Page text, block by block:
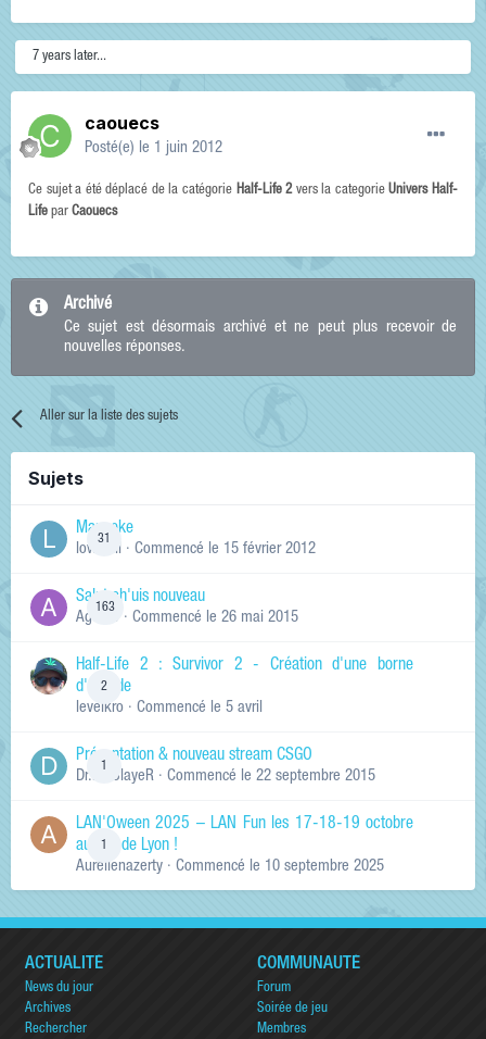
7 years later...
caouecs
Posté(e) le 1 juin 2012
Ce sujet a été déplacé de la catégorie Half-Life 2vers la categorieUnivers Half-
Life par Caouecs
Archivé
Ce sujet est désormais archivé et ne peut plus recevoir de
nouvelles réponses.
Aller sur la liste des sujets
Sujets
31
Manneke
lowskill · Commencé le 15 février 2012
163
Salut ch'uis nouveau
Ag0Nie · Commencé le 26 mai 2015
2
Half-Life 2 : Survivor 2 - Création d'une borne
d'arcade
levelkro · Commencé le 5 avril
Présentation & nouveau stream CSGO
Dr.KinSlayeR · Commencé le 22 septembre 2015
LAN'Oween 2025 – LAN Fun les 17-18-19 octobre
au sud de Lyon !
Aurelienazerty · Commencé le 10 septembre 2025
ACTUALITÉ
News du jour
Archives
Rechercher
COMMUNAUTÉ
Forum
Soirée de jeu
Membres